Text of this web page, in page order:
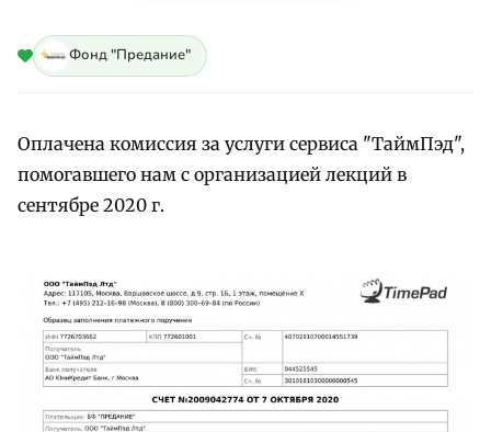
Фонд "Предание"
Оплачена комиссия за услуги сервиса "ТаймПэд",
помогавшего нам с организацией лекций в
сентябре 2020 г.